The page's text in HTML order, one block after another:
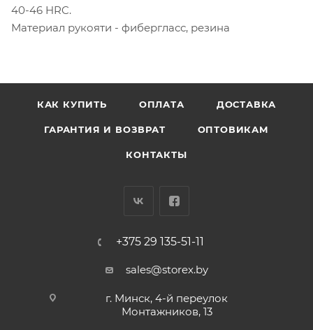
40-46 HRC.
Материал рукояти - фибергласс, резина
КАК КУПИТЬ ОПЛАТА ДОСТАВКА
ГАРАНТИЯ И ВОЗВРАТ ОПТОВИКАМ
КОНТАКТЫ
+375 29 135-51-11
sales@storex.by
г. Минск, 4-й переулок
Монтажников, 13